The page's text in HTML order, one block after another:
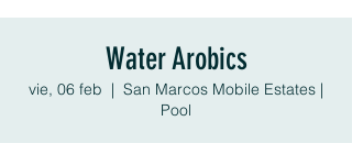
Water Arobics
vie, 06 feb
  |
San Marcos Mobile Estates |
Pool